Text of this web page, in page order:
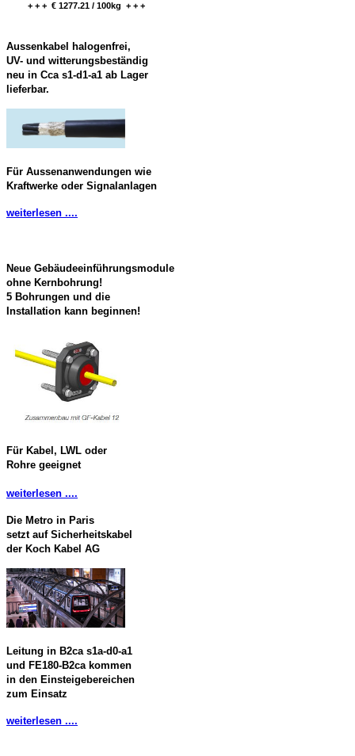
+ + + € 1277.21 / 100kg + + +
Aussenkabel halogenfrei,
UV- und witterungsbeständig
neu in Cca s1-d1-a1 ab Lager
lieferbar.
Für Aussenanwendungen wie
Kraftwerke oder Signalanlagen
weiterlesen ....
Neue Gebäudeeinführungsmodule
ohne Kernbohrung!
5 Bohrungen und die
Installation kann beginnen!
Für Kabel, LWL oder
Rohre geeignet
weiterlesen ....
Die Metro in Paris
setzt auf Sicherheitskabel
der Koch Kabel AG
Leitung in B2ca s1a-d0-a1
und FE180-B2ca kommen
in den Einsteigebereichen
zum Einsatz
weiterlesen ....